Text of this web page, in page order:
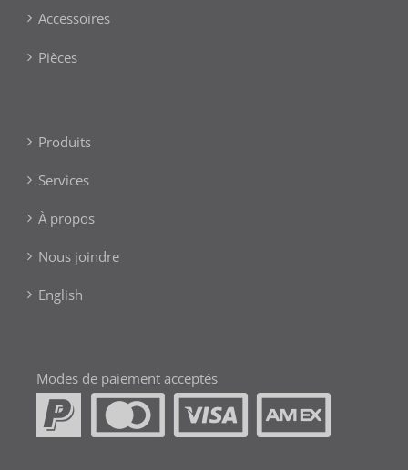
Accessoires
Pièces
Produits
Services
À propos
Nous joindre
English
Modes de paiement acceptés